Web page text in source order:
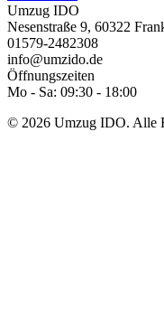
Umzug IDO
Nesenstraße 9, 60322
01579-2482308
info@umzido.de
Öffnungszeiten
Mo - Sa: 09:30 - 18:00
© 2026 Umzug IDO. Alle